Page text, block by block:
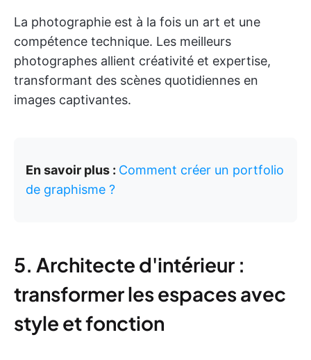
La photographie est à la fois un art et une
compétence technique. Les meilleurs
photographes allient créativité et expertise,
transformant des scènes quotidiennes en
images captivantes.
En savoir plus : Comment créer un portfolio
de graphisme ?
5. Architecte d'intérieur :
transformer les espaces avec
style et fonction